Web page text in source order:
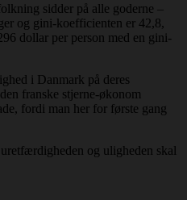
sidder på alle goderne –
og gini-koefficienten er 42,8,
dollar per person med en gini-
i Danmark på deres
franske stjerne-økonom
fordi man her for første gang
og uligheden skal